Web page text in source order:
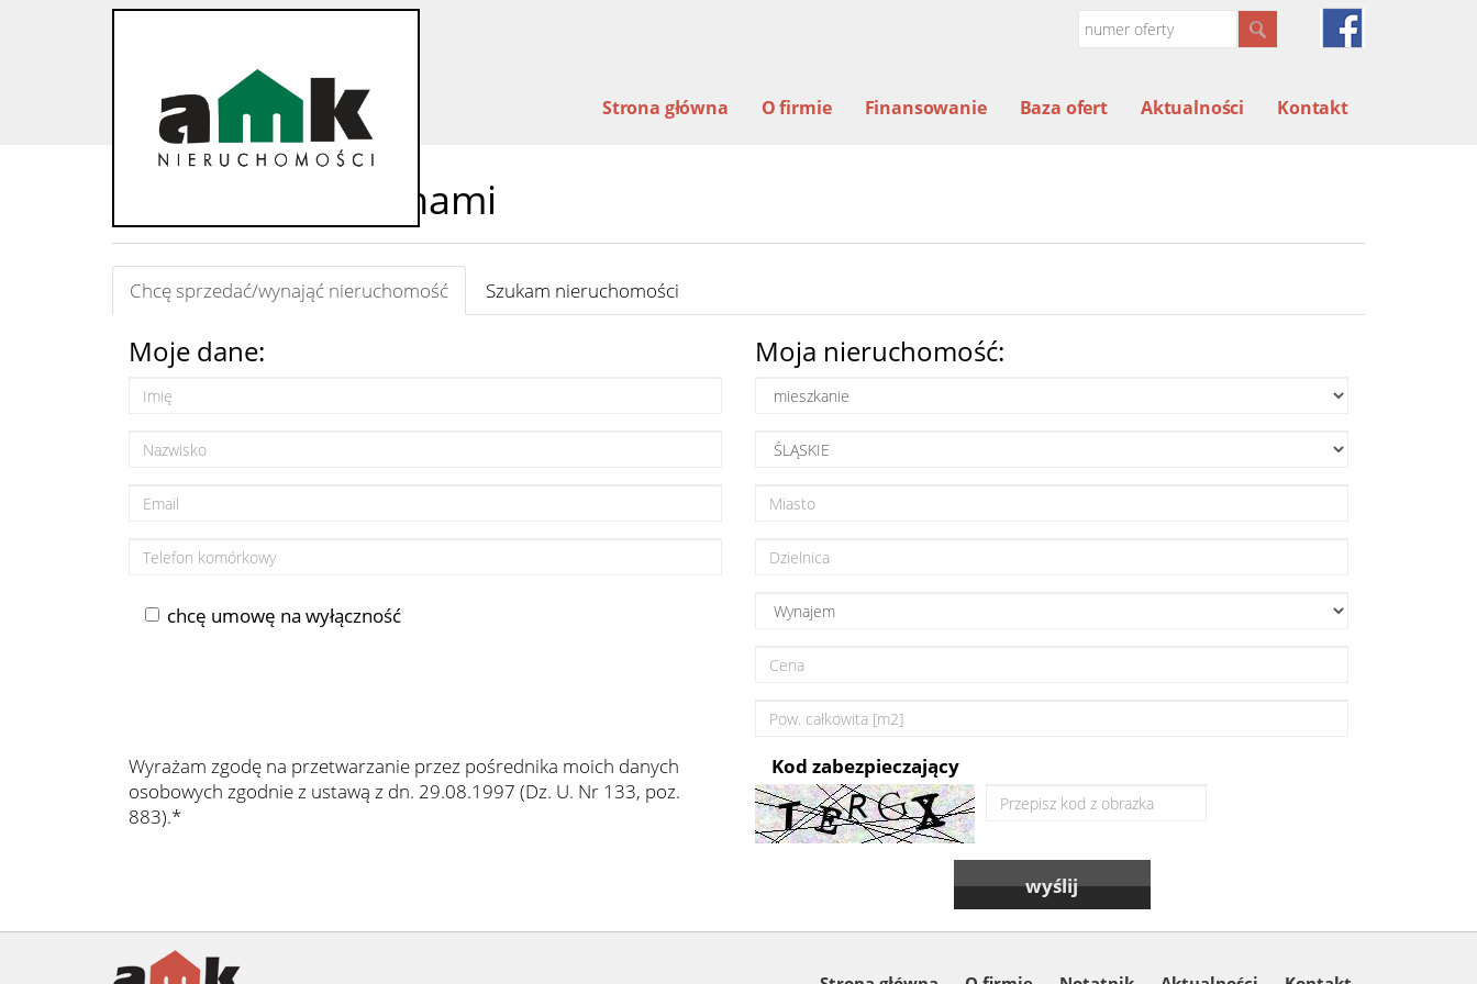
Strona główna O firmie Finansowanie Baza ofert Aktualności Kontakt
skontaktuj się z nami
Chcę sprzedać/wynająć nieruchomość Szukam nieruchomości
Moje dane:
chcę umowę na wyłączność
Moja nieruchomość:
Wyrażam zgodę na przetwarzanie przez pośrednika moich danych
osobowych zgodnie z ustawą z dn. 29.08.1997 (Dz. U. Nr 133, poz.
883).*
Kod zabezpieczający